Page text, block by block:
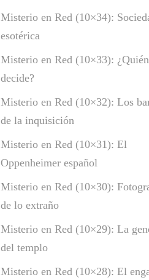
Misterio en Red (10×34):
esotérica
Misterio en Red (10×33): ¿Quién
decide?
Misterio en Red (10×32): Los
de la inquisición
Misterio en Red (10×31): El
Oppenheimer español
Misterio en Red (10×30):
de lo extraño
Misterio en Red (10×29): La
del templo
Misterio en Red (10×28): El